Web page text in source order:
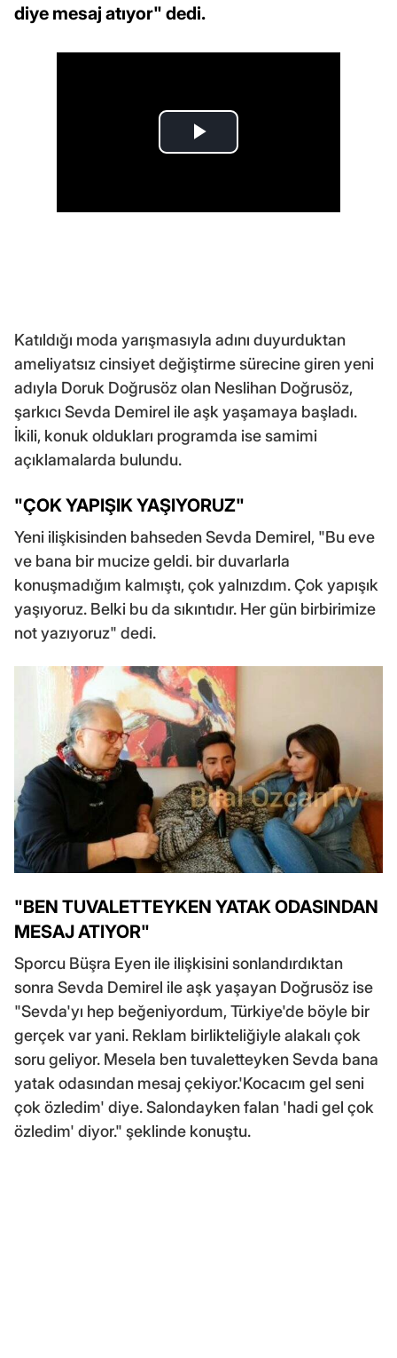
diye mesaj atıyor" dedi.
Katıldığı moda yarışmasıyla adını duyurduktan
ameliyatsız cinsiyet değiştirme sürecine giren yeni
adıyla Doruk Doğrusöz olan Neslihan Doğrusöz,
şarkıcı Sevda Demirel ile aşk yaşamaya başladı.
İkili, konuk oldukları programda ise samimi
açıklamalarda bulundu.
"ÇOK YAPIŞIK YAŞIYORUZ"
Yeni ilişkisinden bahseden Sevda Demirel, "Bu eve
ve bana bir mucize geldi. bir duvarlarla
konuşmadığım kalmıştı, çok yalnızdım. Çok yapışık
yaşıyoruz. Belki bu da sıkıntıdır. Her gün birbirimize
not yazıyoruz" dedi.
"BEN TUVALETTEYKEN YATAK ODASINDAN
MESAJ ATIYOR"
Sporcu Büşra Eyen ile ilişkisini sonlandırdıktan
sonra Sevda Demirel ile aşk yaşayan Doğrusöz ise
"Sevda'yı hep beğeniyordum, Türkiye'de böyle bir
gerçek var yani. Reklam birlikteliğiyle alakalı çok
soru geliyor. Mesela ben tuvaletteyken Sevda bana
yatak odasından mesaj çekiyor.'Kocacım gel seni
çok özledim' diye. Salondayken falan 'hadi gel çok
özledim' diyor." şeklinde konuştu.